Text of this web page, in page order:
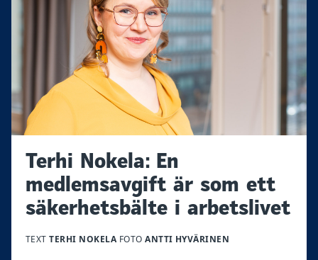
Terhi Nokela: En
medlemsavgift är som ett
säkerhetsbälte i arbetslivet
TEXTTERHI NOKELAFOTOANTTI HYVÄRINEN